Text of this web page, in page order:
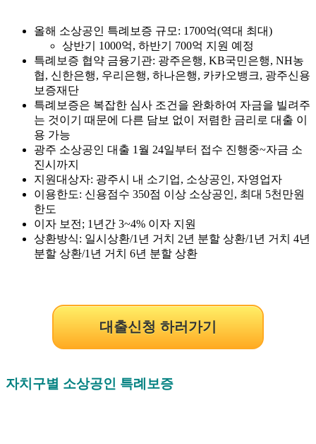
올해 소상공인 특례보증 규모: 1700억(역대 최대)
상반기 1000억, 하반기 700억 지원 예정
특례보증 협약 금융기관: 광주은행, KB국민은행, NH농
협, 신한은행, 우리은행, 하나은행, 카카오뱅크, 광주신용
보증재단
특례보증은 복잡한 심사 조건을 완화하여 자금을 빌려주
는 것이기 때문에 다른 담보 없이 저렴한 금리로 대출 이
용 가능
광주 소상공인 대출 1월 24일부터 접수 진행중~자금 소
진시까지
지원대상자: 광주시 내 소기업, 소상공인, 자영업자
이용한도: 신용점수 350점 이상 소상공인, 최대 5천만원
한도
이자 보전; 1년간 3~4% 이자 지원
상환방식: 일시상환/1년 거치 2년 분할 상환/1년 거치 4년
분할 상환/1년 거치 6년 분할 상환
대출신청 하러가기
자치구별 소상공인 특례보증